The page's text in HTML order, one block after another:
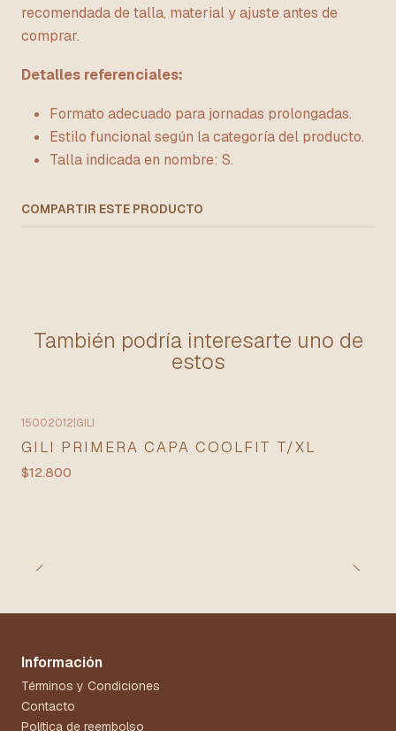
recomendada de talla, material y ajuste antes de
comprar.
Detalles referenciales:
Formato adecuado para jornadas prolongadas.
Estilo funcional según la categoría del producto.
Talla indicada en nombre: S.
COMPARTIR ESTE PRODUCTO
También podría interesarte uno de
estos
15002012 GILI
GILI PRIMERA CAPA COOLFIT T/XL
$12.800
Información
Términos y Condiciones
Contacto
Política de reembolso